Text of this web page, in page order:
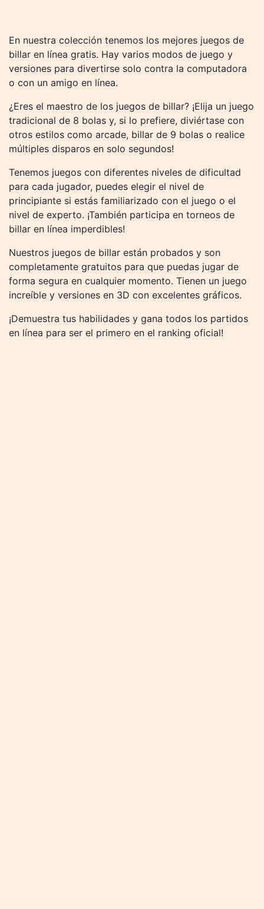
En nuestra colección tenemos los mejores juegos de
billar en línea gratis. Hay varios modos de juego y
versiones para divertirse solo contra la computadora
o con un amigo en línea.
¿Eres el maestro de los juegos de billar? ¡Elija un juego
tradicional de 8 bolas y, si lo prefiere, diviértase con
otros estilos como arcade, billar de 9 bolas o realice
múltiples disparos en solo segundos!
Tenemos juegos con diferentes niveles de dificultad
para cada jugador, puedes elegir el nivel de
principiante si estás familiarizado con el juego o el
nivel de experto. ¡También participa en torneos de
billar en línea imperdibles!
Nuestros juegos de billar están probados y son
completamente gratuitos para que puedas jugar de
forma segura en cualquier momento. Tienen un juego
increíble y versiones en 3D con excelentes gráficos.
¡Demuestra tus habilidades y gana todos los partidos
en línea para ser el primero en el ranking oficial!